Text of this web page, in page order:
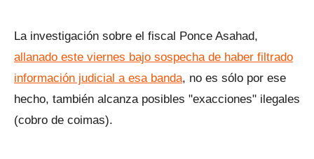
La investigación sobre el fiscal Ponce Asahad,
allanado este viernes bajo sospecha de haber filtrado
información judicial a esa banda, no es sólo por ese
hecho, también alcanza posibles "exacciones" ilegales
(cobro de coimas).